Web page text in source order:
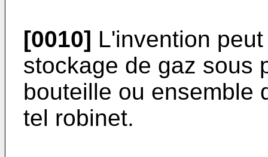
[0010] L'invention
stockage de gaz sous
bouteille ou ensemble
tel robinet.